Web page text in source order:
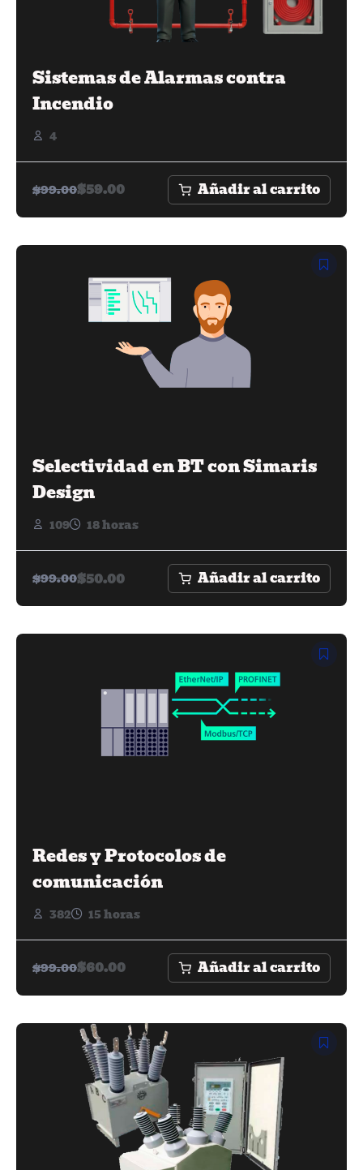
Sistemas de Alarmas contra
Incendio
4
$99.00$59.00 Añadir al carrito
Selectividad en BT con Simaris
Design
109 18 horas
$99.00$50.00 Añadir al carrito
Redes y Protocolos de
comunicación
382 15 horas
$99.00$60.00 Añadir al carrito